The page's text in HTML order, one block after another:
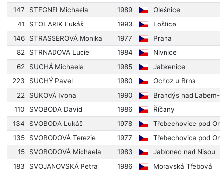
147
STEGNEI Michaela 1989
Olešnice
41
STOLARIK Lukáš 1993
Loštice
146
STRASSEROVÁ Monika 1977
Praha
82
STRNADOVÁ Lucie 1984
Nivnice
62
SUCHÁ Michaela 1985
Jabkenice
223
SUCHÝ Pavel 1980
Ochoz u Brna
22
SUKOVÁ Ivona 1990
Brandýs nad
110
SVOBODA David 1986
Říčany
134
SVOBODA Lukáš 1978
Třebechovice pod
135
SVOBODOVÁ Terezie 1977
Třebechovice pod
15
SVOBODOVÁ Michaela 1983
Jablonec nad Nisou
183
SVOJANOVSKÁ Petra 1986 Moravská Třebová